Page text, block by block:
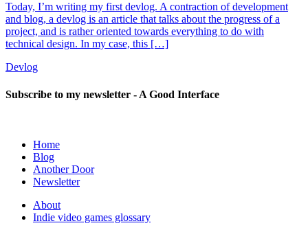
Today, I’m writing my first devlog. A contraction of development
and blog, a devlog is an article that talks about the progress of a
project, and is rather oriented towards everything to do with
technical design. In my case, this […]
Devlog
Subscribe to my newsletter - A Good Interface
Home
Blog
Another Door
Newsletter
About
Indie video games glossary